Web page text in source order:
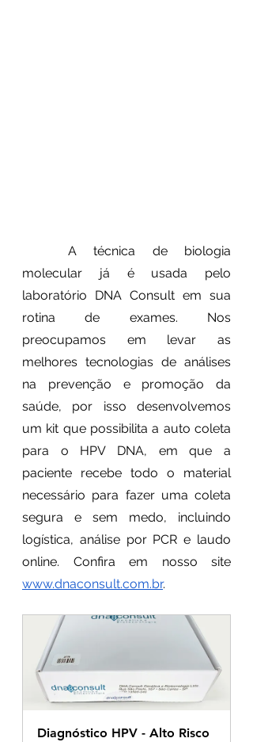
molecular já é usada pelo
laboratório DNA Consult em sua
rotina de exames. Nos
preocupamos em levar as
melhores tecnologias de análises
na prevenção e promoção da
saúde, por isso desenvolvemos
um kit que possibilita a auto coleta
para o HPV DNA, em que a
paciente recebe todo o material
necessário para fazer uma coleta
segura e sem medo, incluindo
logística, análise por PCR e laudo
www.dnaconsult.com.br.
Diagnóstico HPV - Alto Risco